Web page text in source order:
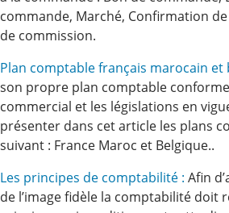
commande, Marché, Confirmation
de commission.
Plan comptable français marocain et
son propre plan comptable
commercial et les législations en
présenter dans cet article les plans
suivant : France Maroc et Belgique..
Les principes de comptabilité : Afin
de l’image fidèle la comptabilité doit